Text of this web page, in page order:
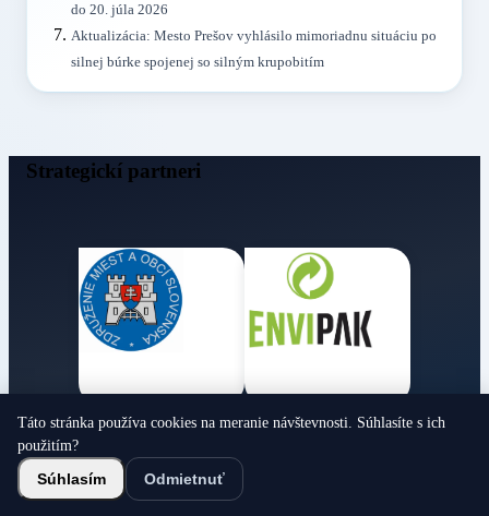
do 20. júla 2026
Aktualizácia: Mesto Prešov vyhlásilo mimoriadnu situáciu po
silnej búrke spojenej so silným krupobitím
Strategickí partneri
Obecné noviny
© 2026 Všetky práva vyhradené
Táto stránka používa cookies na meranie návštevnosti. Súhlasíte s ich
použitím?
Súhlasím Odmietnuť